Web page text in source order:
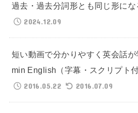
過去・過去分詞形とも同じ形にな
2024.12.09
短い動画で分かりやすく英会話
min English（字幕・スクリプト付
2016.05.22
2016.07.09